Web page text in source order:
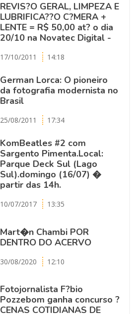
REVIS?O GERAL, LIMPEZA E
LUBRIFICA??O C?MERA +
LENTE = R$ 50,00 at? o dia
20/10 na Novatec Digital -
17/10/2011 14:18
German Lorca: O pioneiro
da fotografia modernista no
Brasil
25/08/2011 17:34
KomBeatles #2 com
Sargento Pimenta.Local:
Parque Deck Sul (Lago
Sul).domingo (16/07) �
partir das 14h.
10/07/2017 13:35
Mart�n Chambi POR
DENTRO DO ACERVO
30/08/2020 12:10
Fotojornalista F?bio
Pozzebom ganha concurso ?
CENAS COTIDIANAS DE